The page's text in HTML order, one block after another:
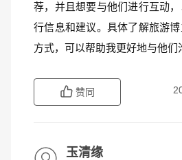
荐，并且想要与他们进行互动
行信息和建议。具体了解旅游
方式，可以帮助我更好地与他们
赞同
玉清缘